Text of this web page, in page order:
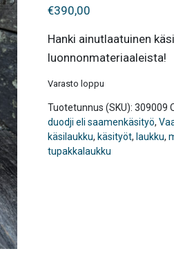
€390,00
Hanki ainutlaatuinen
luonnonmateriaaleista!
Varasto loppu
Tuotetunnus (SKU): 309009
duodji eli saamenkäsityö,
käsilaukku, käsityöt, laukku,
tupakkalaukku